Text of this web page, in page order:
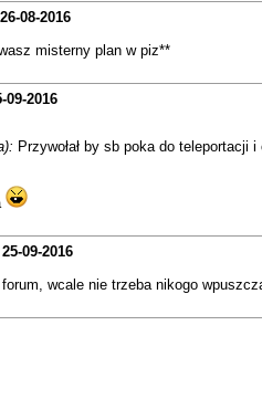
26-08-2016
misterny plan w piz**
09-2016
Przywołał by sb poka do
25-09-2016
wcale nie trzeba nikogo